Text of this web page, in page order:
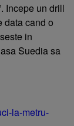
Incepe un drill
data cand o
in
Suedia sa
la-metru-